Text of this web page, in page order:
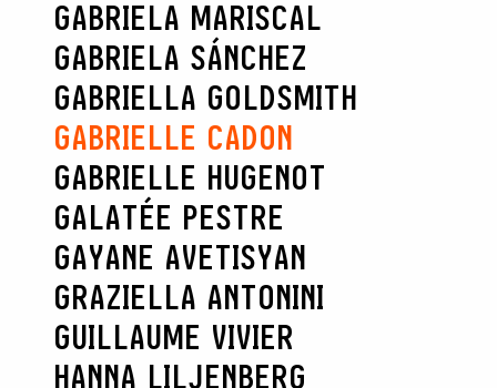
GABRIELA MARISCAL
GABRIELA SÁNCHEZ
GABRIELLA GOLDSMITH
GABRIELLE CADON
GABRIELLE HUGENOT
GALATÉE PESTRE
GAYANE AVETISYAN
GRAZIELLA ANTONINI
GUILLAUME VIVIER
HANNA LILJENBERG